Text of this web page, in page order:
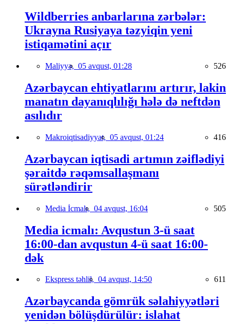
Wildberries anbarlarına zərbələr:
Ukrayna Rusiyaya təzyiqin yeni
istiqamətini açır
Maliyyə, 05 avqust, 01:28 526
Azərbaycan ehtiyatlarını artırır, lakin
manatın dayanıqlılığı hələ də neftdən
asılıdır
Makroiqtisadiyyat, 05 avqust, 01:24 416
Azərbaycan iqtisadi artımın zəiflədiyi
şəraitdə rəqəmsallaşmanı
sürətləndirir
Media İcmalı, 04 avqust, 16:04 505
Media icmalı: Avqustun 3-ü saat
16:00-dan avqustun 4-ü saat 16:00-
dək
Ekspress təhlil, 04 avqust, 14:50 611
Azərbaycanda gömrük səlahiyyətləri
yenidən bölüşdürülür: islahat